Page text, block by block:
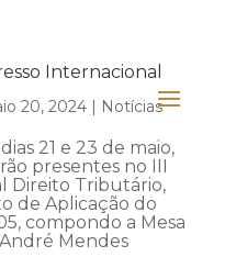
Internacional
20, 2024| Notícias
21 e 23 de maio,
presentes no III
Direito Tributário,
de Aplicação do
compondo a Mesa
Mendes